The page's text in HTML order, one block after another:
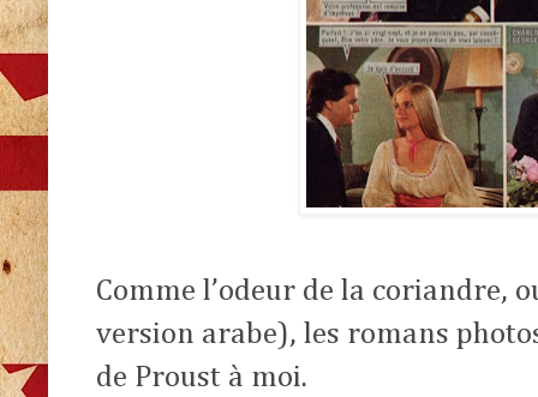
Comme l’odeur de la coriandre,
version arabe), les romans
de Proust à moi.